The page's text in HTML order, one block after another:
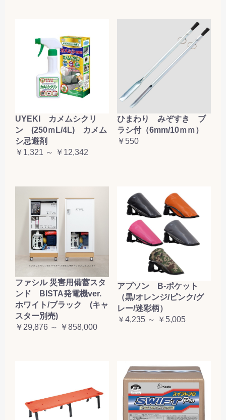
UYEKI カメムシクリ
ン (250ｍL/4L) カメム
シ忌避剤
￥1,321 ～ ￥12,342
ひまわり みぞすき ブ
ラシ付（6mm/10ｍｍ）
￥550
ファシル 災害用備蓄スタ
ンド BISTA発電機ver.
ホワイト/ブラック (キャ
スター別売)
￥29,876 ～ ￥858,000
アプソン B-ポケット
（黒/オレンジ/ピンク/グ
レー/迷彩柄）
￥4,235 ～ ￥5,005